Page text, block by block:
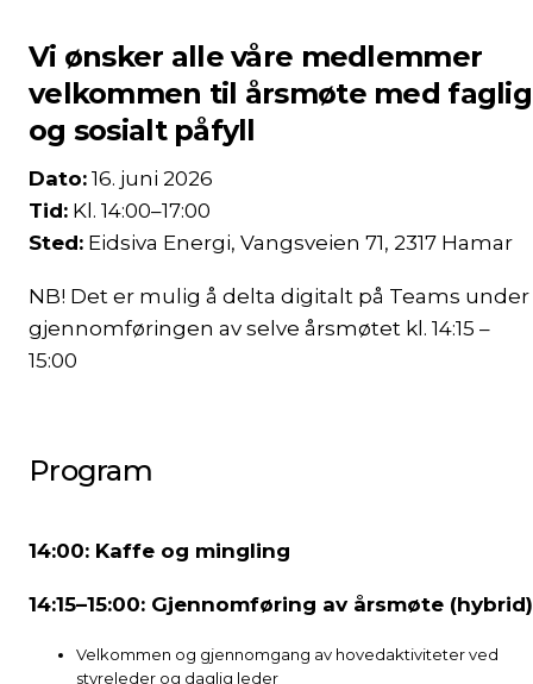
Vi ønsker alle våre medlemmer
velkommen til årsmøte med faglig
og sosialt påfyll
Dato: 16. juni 2026
Tid: Kl. 14:00–17:00
Sted: Eidsiva Energi, Vangsveien 71, 2317 Hamar
NB! Det er mulig å delta digitalt på Teams under
gjennomføringen av selve årsmøtet kl. 14:15 –
15:00
Program
14:00: Kaffe og mingling
14:15–15:00: Gjennomføring av årsmøte (hybrid)
Velkommen og gjennomgang av hovedaktiviteter ved
styreleder og daglig leder